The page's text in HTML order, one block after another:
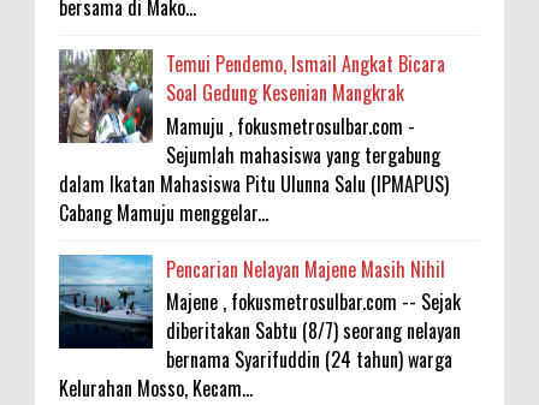
bersama di Mako...
Temui Pendemo, Ismail Angkat Bicara
Soal Gedung Kesenian Mangkrak
Mamuju , fokusmetrosulbar.com -
Sejumlah mahasiswa yang tergabung
dalam Ikatan Mahasiswa Pitu Ulunna Salu (IPMAPUS)
Cabang Mamuju menggelar...
Pencarian Nelayan Majene Masih Nihil
Majene , fokusmetrosulbar.com -- Sejak
diberitakan Sabtu (8/7) seorang nelayan
bernama Syarifuddin (24 tahun) warga
Kelurahan Mosso, Kecam...